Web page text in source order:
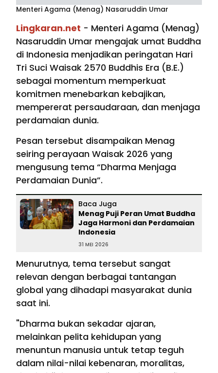
Menteri Agama (Menag) Nasaruddin Umar
Lingkaran.net - Menteri Agama (Menag)
Nasaruddin Umar mengajak umat Buddha
di Indonesia menjadikan peringatan Hari
Tri Suci Waisak 2570 Buddhis Era (B.E.)
sebagai momentum memperkuat
komitmen menebarkan kebajikan,
mempererat persaudaraan, dan menjaga
perdamaian dunia.
Pesan tersebut disampaikan Menag
seiring perayaan Waisak 2026 yang
mengusung tema “Dharma Menjaga
Perdamaian Dunia”.
Baca Juga
Menag Puji Peran Umat Buddha
Jaga Harmoni dan Perdamaian
Indonesia
31 MEI 2026
Menurutnya, tema tersebut sangat
relevan dengan berbagai tantangan
global yang dihadapi masyarakat dunia
saat ini.
"Dharma bukan sekadar ajaran,
melainkan pelita kehidupan yang
menuntun manusia untuk tetap teguh
dalam nilai-nilai kebenaran, moralitas,